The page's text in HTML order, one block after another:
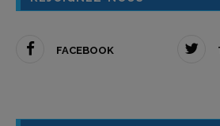
FACEBOOK